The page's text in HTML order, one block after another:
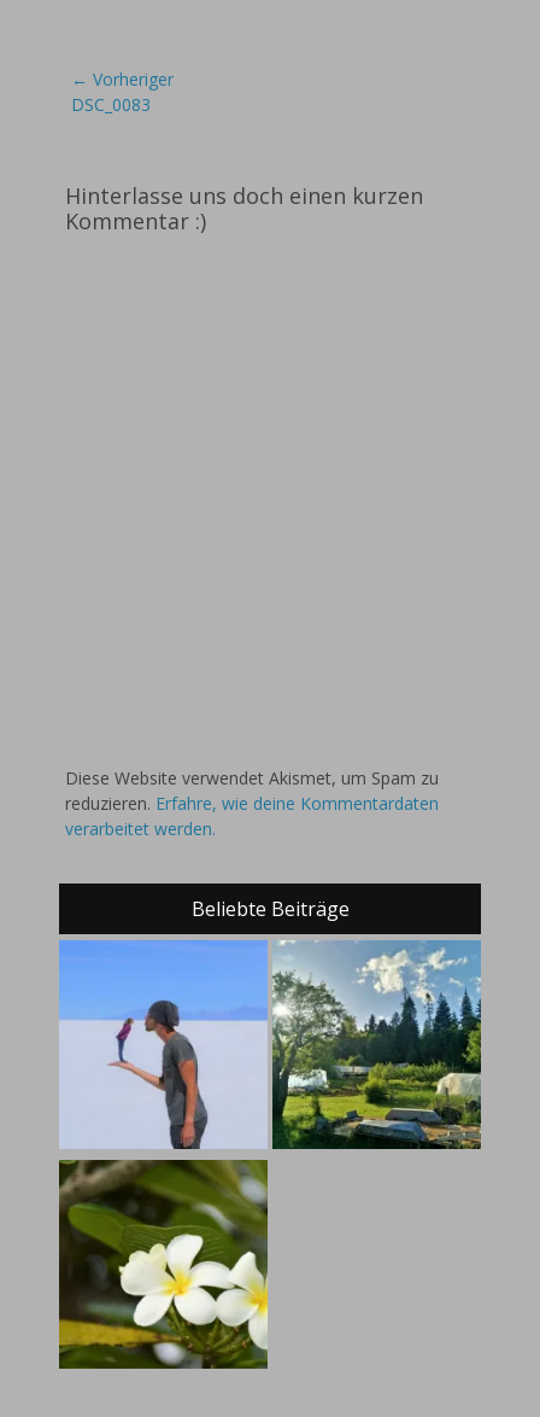
Beitragsnavigation
← Vorheriger
Vorheriger
DSC_0083
Hinterlasse uns doch einen kurzen
Kommentar :)
Diese Website verwendet Akismet, um Spam zu
reduzieren. Erfahre, wie deine Kommentardaten
verarbeitet werden.
Beliebte Beiträge